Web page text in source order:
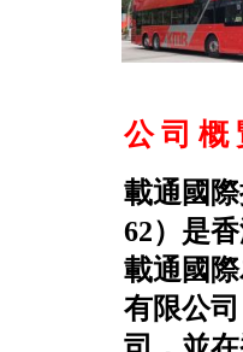
公 司 概
載通國
62）是
載通國
有限公